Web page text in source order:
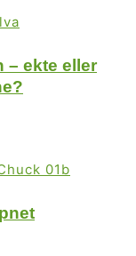
– ekte eller